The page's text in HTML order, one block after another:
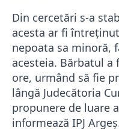
Din cercetări s-a
acesta ar fi
nepoata sa minoră,
acesteia. Bărbatul
ore, urmând să fie
lângă Judecătoria
propunere de luare
informează IPJ